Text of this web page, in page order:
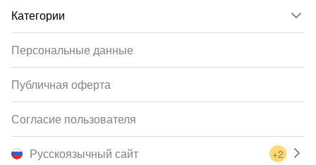
Категории
Русскоязычный сайт +2
Персональные данные
Публичная оферта
Согласие пользователя